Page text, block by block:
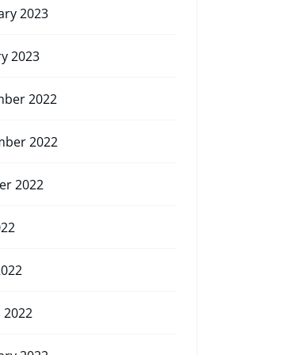
2023
2023
2022
2022
2022
2022